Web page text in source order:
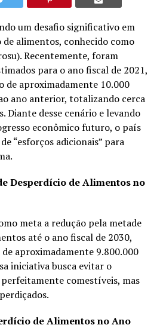
um desafio significativo em
alimentos, conhecido como
Recentemente, foram
para o ano fiscal de 2021,
de aproximadamente 10.000
ano anterior, totalizando cerca
Diante desse cenário e levando
econômico futuro, o país
“esforços adicionais” para
Desperdício de Alimentos no
meta a redução pela metade
até o ano fiscal de 2030,
aproximadamente 9.800.000
iniciativa busca evitar o
comestíveis, mas
de Alimentos no Ano